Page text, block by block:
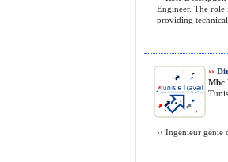
Engineer. The role
providing
››
Mbc
›› Ingénieur génie